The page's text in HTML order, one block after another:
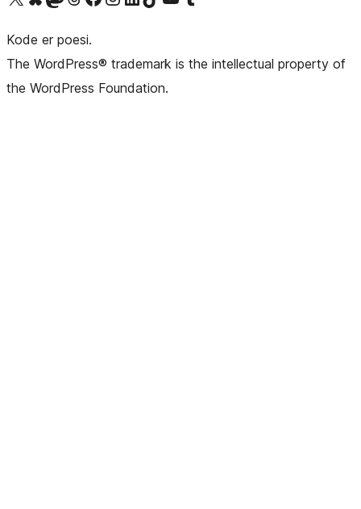
Kode er poesi.
The WordPress® trademark is the intellectual property of
the WordPress Foundation.